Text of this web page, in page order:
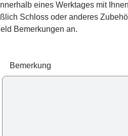
eines Werktages mit
Schloss oder anderes
Bemerkungen an.
Bemerkung